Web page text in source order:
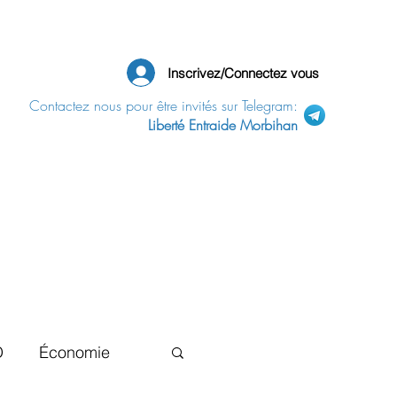
Inscrivez/Connectez vous
Contactez nous pour être invités sur Telegram:
Liberté Entraide Morbihan
Économie